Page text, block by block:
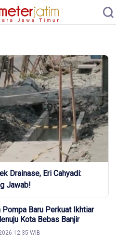
Drainase, Eri Cahyadi:
Jawab!
Pompa Baru Perkuat Ikhtiar
Kota Bebas Banjir
12:35 WIB